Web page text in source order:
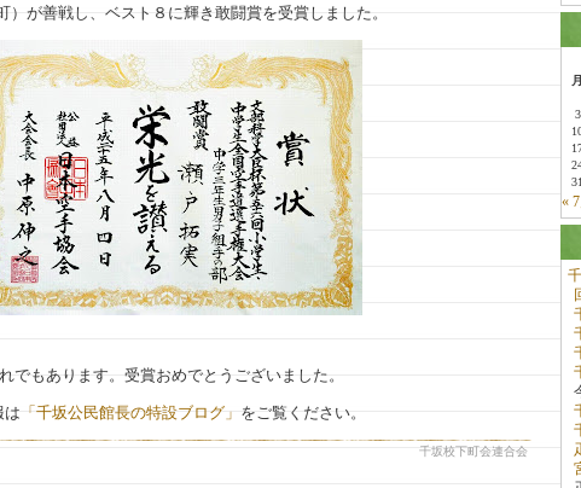
月
3
31
« 7
）が善戦し、ベスト８に輝き敢闘賞を受賞しました。
でもあります。受賞おめでとうございました。
は 「千坂公民館長の特設ブログ」 をご覧ください。
千坂校下町会連合会